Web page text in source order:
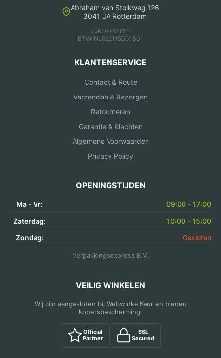
Abraham van Stolkweg 126
3041 JA Rotterdam
KvK: 99071711
BTW: NL822115001B01
KLANTENSERVICE
Contact & Route
Verzenden & Bezorgen
Retourneren
Garantie & Klachten
Algemene Voorwaarden
Privacy Policy
OPENINGSTIJDEN
Ma - Vr:
09:00 - 17:00
Zaterdag:
10:00 - 15:00
Zondag:
Gesloten
Verpakkingsexpress B.V.
VEILIG WINKELEN
Wij zijn aangesloten bij WebwinkelKeur en bieden
kopersbescherming.
Official
Partner
SSL
Secured